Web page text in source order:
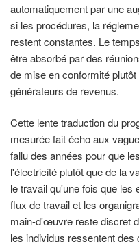
automatiquement par une
si les procédures, la
restent constantes. Le
être absorbé par des
de mise en conformité
générateurs de revenus.
Cette lente traduction du
mesurée fait écho aux
fallu des années pour que
l'électricité plutôt que de la
le travail qu'une fois que les
flux de travail et les
main-d'œuvre reste discret
les individus ressentent